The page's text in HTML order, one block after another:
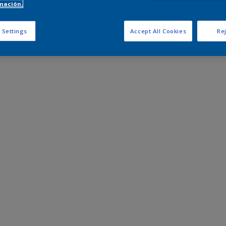
Settings Accept All Cookies